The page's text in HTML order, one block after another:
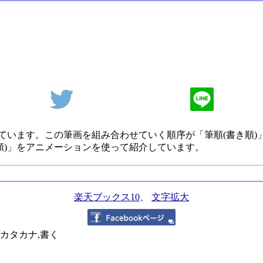
ます。この筆画を組み合わせていく順序が「筆順(書き順)
をアニメーションを使って紹介しています。
楽天ブックス10 文字拡大
タカナ,書く